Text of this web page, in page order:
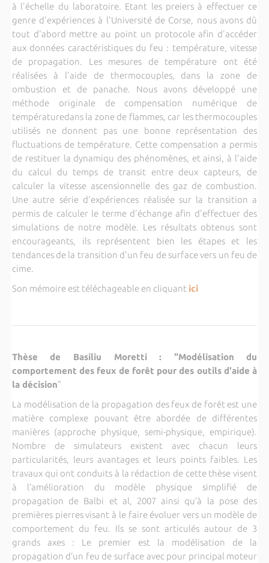
à l'échelle du laboratoire. Etant les preiers à effectuer ce
genre d'expériences à l'Université de Corse, nous avons dû
tout d'abord mettre au point un protocole afin d'accéder
aux données caractéristiques du feu : température, vitesse
de propagation. Les mesures de température ont été
réalisées à l'aide de thermocouples, dans la zone de
ombustion et de panache. Nous avons développé une
méthode originale de compensation numérique de
températuredans la zone de flammes, car les thermocouples
utilisés ne donnent pas une bonne représentation des
fluctuations de température. Cette compensation a permis
de restituer la dynamiqu des phénomènes, et ainsi, à l'aide
du calcul du temps de transit entre deux capteurs, de
calculer la vitesse ascensionnelle des gaz de combustion.
Une autre série d'expériences réalisée sur la transition a
permis de calculer le terme d'échange afin d'effectuer des
simulations de notre modèle. Les résultats obtenus sont
encourageants, ils représentent bien les étapes et les
tendances de la transition d'un feu de surface vers un feu de
cime.
Son mémoire est téléchageable en cliquant ici
Thèse de Basiliu Moretti : "Modélisation du
comportement des feux de forêt pour des outils d'aide à
la décision"
La modélisation de la propagation des feux de forêt est une
matière complexe pouvant être abordée de différentes
manières (approche physique, semi-physique, empirique).
Nombre de simulateurs existent avec chacun leurs
particularités, leurs avantages et leurs points faibles. Les
travaux qui ont conduits à la rédaction de cette thèse visent
à l’amélioration du modèle physique simplifié de
propagation de Balbi et al, 2007 ainsi qu’à la pose des
premières pierres visant à le faire évoluer vers un modèle de
comportement du feu. Ils se sont articulés autour de 3
grands axes : Le premier est la modélisation de la
propagation d’un feu de surface avec pour principal moteur